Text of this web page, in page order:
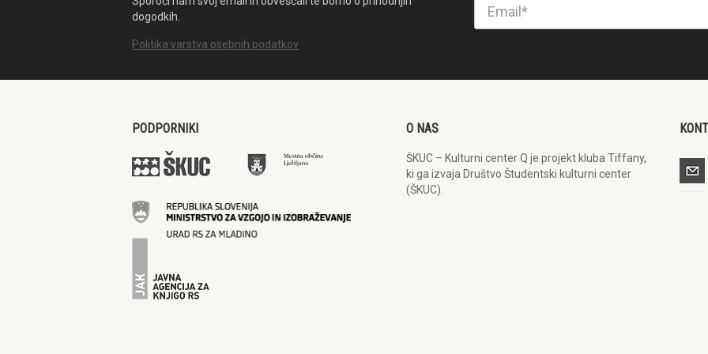
dogodkih.
Politika varstva osebnih podatkov
PODPORNIKI O NAS
ŠKUC – Kulturni center Q je projekt kluba Tiffany,
ki ga izvaja Društvo Študentski kulturni center
(ŠKUC).